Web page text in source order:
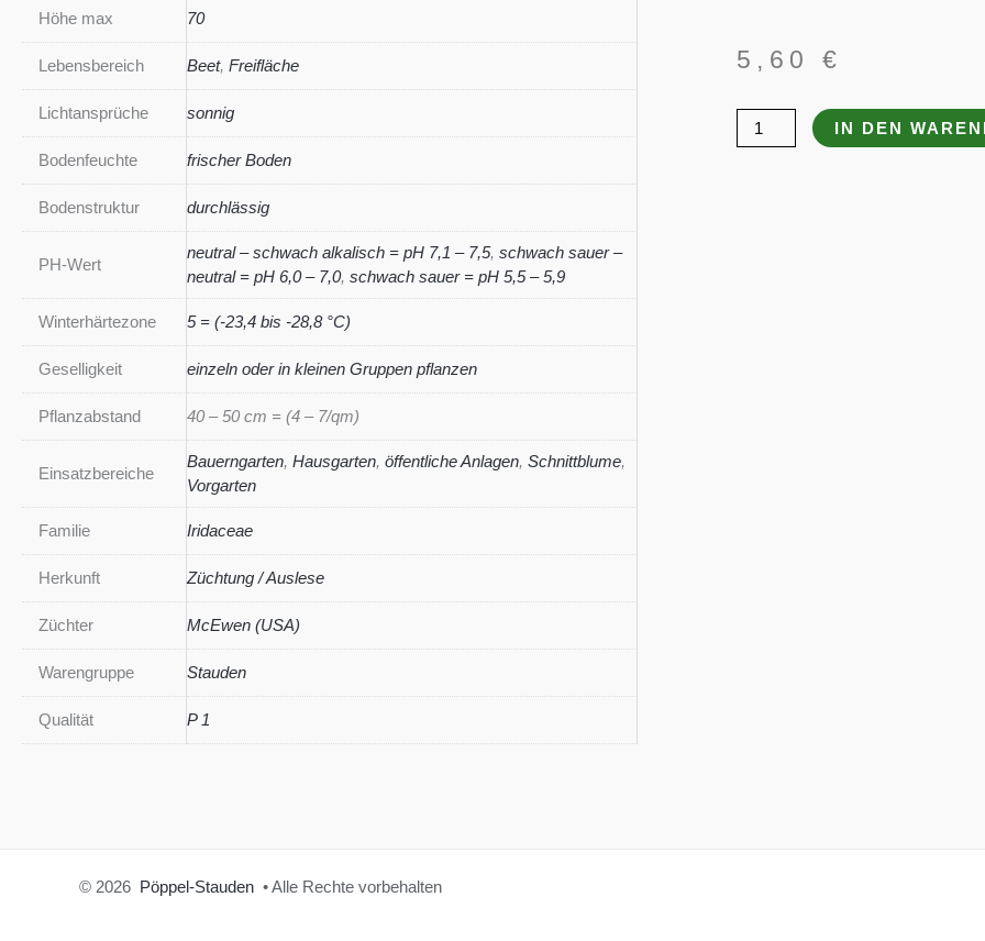
Höhe max 70
Lebensbereich Beet, Freifläche
Lichtansprüche sonnig
Bodenfeuchte frischer Boden
Bodenstruktur durchlässig
PH-Wert
neutral – schwach alkalisch = pH 7,1 – 7,5, schwach sauer –
neutral = pH 6,0 – 7,0, schwach sauer = pH 5,5 – 5,9
Winterhärtezone 5 = (-23,4 bis -28,8 °C)
Geselligkeit einzeln oder in kleinen Gruppen pflanzen
Pflanzabstand 40 – 50 cm = (4 – 7/qm)
Einsatzbereiche
Bauerngarten, Hausgarten, öffentliche Anlagen, Schnittblume,
Vorgarten
Familie Iridaceae
Herkunft Züchtung / Auslese
Züchter McEwen (USA)
Warengruppe Stauden
Qualität P 1
5,60 €
Iris
sibirica
IN DEN
© 2026 Pöppel-Stauden • Alle Rechte vorbehalten